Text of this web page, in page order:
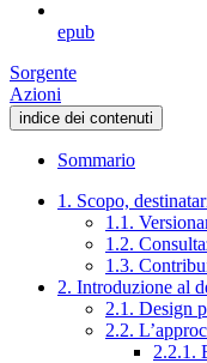
epub
Sorgente
Azioni
indice dei contenuti
Sommario
1. Scopo,
1.1.
1.2.
1.3.
2. Introduzione al
2.1. Design
2.2.
2.2.1.